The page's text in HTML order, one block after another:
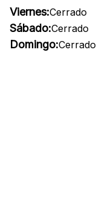
Viernes:Cerrado
Sábado:Cerrado
Domingo:Cerrado